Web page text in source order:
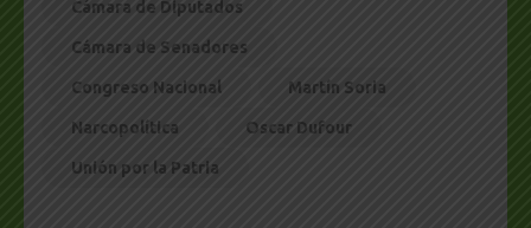
Cámara de Diputados
Cámara de Senadores
Congreso Nacional Martín Soria
Narcopolítica Oscar Dufour
Unión por la Patria